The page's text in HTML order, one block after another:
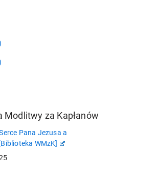
Modlitwy za Kapłanów
Pana Jezusa a
WMzK]